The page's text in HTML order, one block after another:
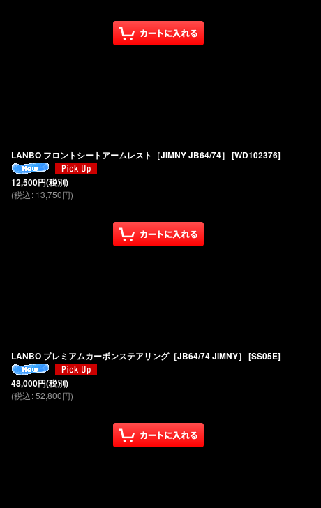
LANBO フロントシートアームレスト［JIMNY JB64/74］ [WD102376]
12,500円(税別)
(税込: 13,750円)
LANBO プレミアムカーボンステアリング［JB64/74 JIMNY］ [SS05E]
48,000円(税別)
(税込:52,800円)